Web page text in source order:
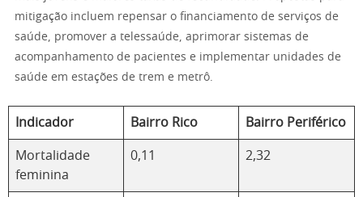
mitigação incluem repensar o financiamento de serviços de
saúde, promover a telessaúde, aprimorar sistemas de
acompanhamento de pacientes e implementar unidades de
saúde em estações de trem e metrô.
Indicador Bairro Rico Bairro Periférico
Mortalidade
feminina
0,11 2,32